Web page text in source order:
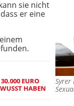
Syrer
sie nicht
er eine
EURO
HABEN